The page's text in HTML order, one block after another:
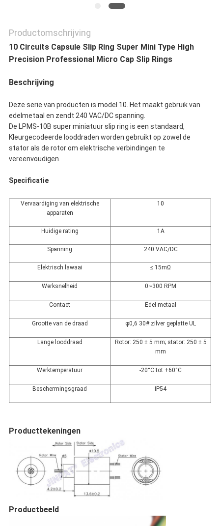
Productomschrijving
10 Circuits Capsule Slip Ring Super Mini Type High
Precision Professional Micro Cap Slip Rings
Beschrijving
Deze serie van producten is model 10. Het maakt gebruik van
edelmetaal en zendt 240 VAC/DC spanning.
De LPMS-10B super miniatuur slip ring is een standaard,
Kleurgecodeerde looddraden worden gebruikt op zowel de
stator als de rotor om elektrische verbindingen te
vereenvoudigen.
Specificatie
Vervaardiging van elektrische
apparaten
10
Huidige rating 1A
Spanning 240 VAC/DC
Elektrisch lawaai ≤ 15mΩ
Werksnelheid 0~300 RPM
Contact Edel metaal
Grootte van de draad φ0,6 30# zilver geplatte UL
Lange looddraad
Rotor: 250 ± 5 mm; stator: 250 ± 5
mm
Werktemperatuur -20°C tot +60°C
Beschermingsgraad IP54
Producttekeningen
Productbeeld